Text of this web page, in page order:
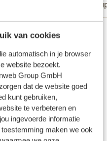
van cookies
automatisch in je browser
website bezoekt.
Group GmbH
dat de website goed
kunt gebruiken,
te verbeteren en
ingevoerde informatie
maken we ook
la carte